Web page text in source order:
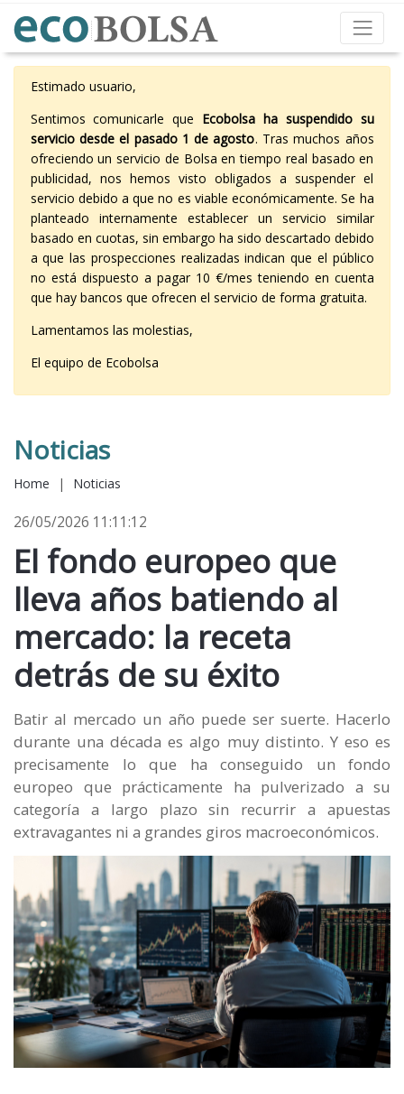
Estimado usuario,
Sentimos comunicarle que Ecobolsa ha suspendido su
servicio desde el pasado 1 de agosto. Tras muchos años
ofreciendo un servicio de Bolsa en tiempo real basado en
publicidad, nos hemos visto obligados a suspender el
servicio debido a que no es viable económicamente. Se ha
planteado internamente establecer un servicio similar
basado en cuotas, sin embargo ha sido descartado debido
a que las prospecciones realizadas indican que el público
no está dispuesto a pagar 10 €/mes teniendo en cuenta
que hay bancos que ofrecen el servicio de forma gratuita.
Lamentamos las molestias,
El equipo de Ecobolsa
Noticias
Home | Noticias
26/05/2026 11:11:12
El fondo europeo que
lleva años batiendo al
mercado: la receta
detrás de su éxito
Batir al mercado un año puede ser suerte. Hacerlo
durante una década es algo muy distinto. Y eso es
precisamente lo que ha conseguido un fondo
europeo que prácticamente ha pulverizado a su
categoría a largo plazo sin recurrir a apuestas
extravagantes ni a grandes giros macroeconómicos.